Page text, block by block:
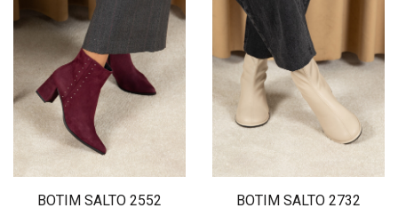
BOTIM SALTO 2552 BOTIM SALTO 2732